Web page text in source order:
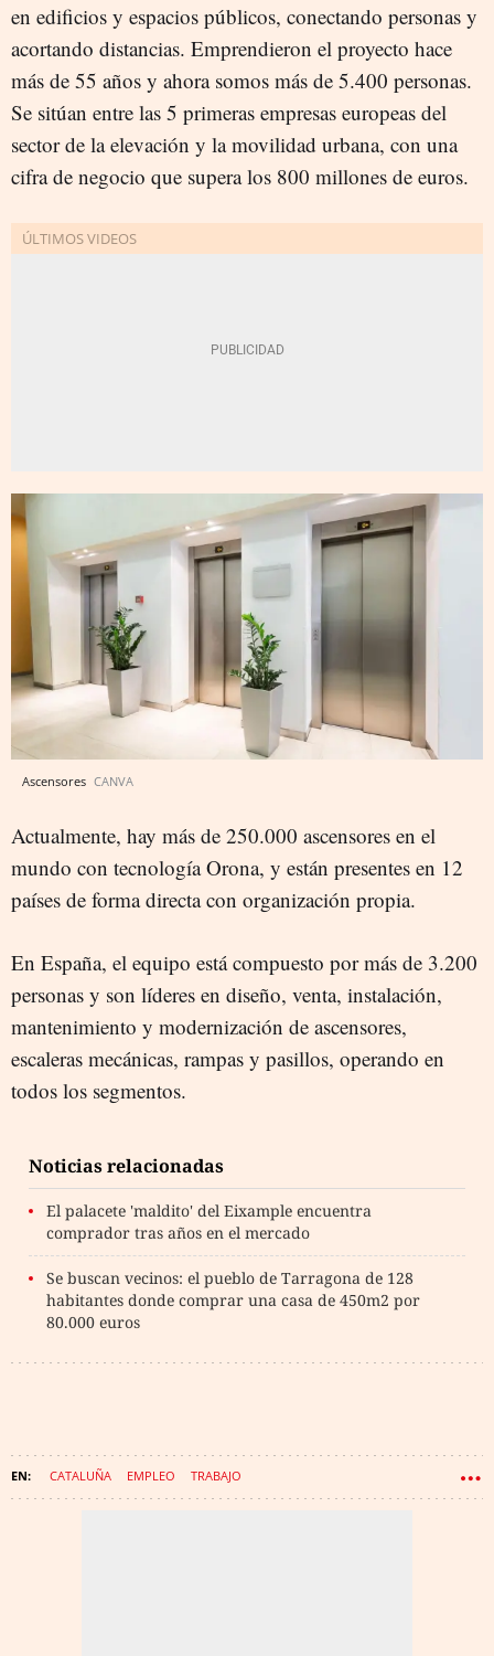
en edificios y espacios públicos, conectando personas y
acortando distancias. Emprendieron el proyecto hace
más de 55 años y ahora somos más de 5.400 personas.
Se sitúan entre las 5 primeras empresas europeas del
sector de la elevación y la movilidad urbana, con una
cifra de negocio que supera los 800 millones de euros.
Ascensores CANVA
Actualmente, hay más de 250.000 ascensores en el
mundo con tecnología Orona, y están presentes en 12
países de forma directa con organización propia.
En España, el equipo está compuesto por más de 3.200
personas y son líderes en diseño, venta, instalación,
mantenimiento y modernización de ascensores,
escaleras mecánicas, rampas y pasillos, operando en
todos los segmentos.
Noticias relacionadas
El palacete 'maldito' del Eixample encuentra
comprador tras años en el mercado
Se buscan vecinos: el pueblo de Tarragona de 128
habitantes donde comprar una casa de 450m2 por
80.000 euros
CATALUÑA EMPLEO TRABAJO